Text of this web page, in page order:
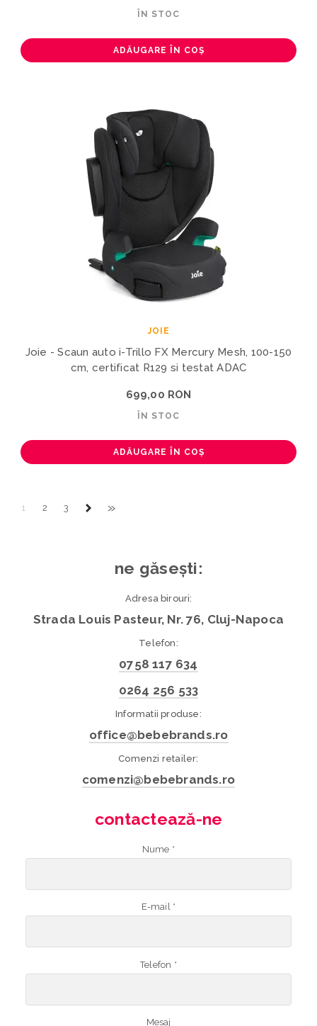
ÎN STOC
ADĂUGARE ÎN COȘ
JOIE
Joie - Scaun auto i-Trillo FX Mercury Mesh, 100-150
cm, certificat R129 si testat ADAC
699,00 RON
ÎN STOC
ADĂUGARE ÎN COȘ
1 2 3 »
ne găsești:
Adresa birouri:
Strada Louis Pasteur, Nr. 76, Cluj-Napoca
Telefon:
0758 117 634
0264 256 533
Informatii produse:
office@bebebrands.ro
Comenzi retailer:
comenzi@bebebrands.ro
contactează-ne
Nume *
E-mail *
Telefon *
Mesaj